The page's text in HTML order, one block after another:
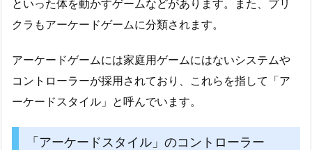
といった体を動かすゲームなどがあります。また、プリ
クラもアーケードゲームに分類されます。
アーケードゲームには家庭用ゲームにはないシステムや
コントローラーが採用されており、これらを指して「ア
ーケードスタイル」と呼んでいます。
「アーケードスタイル」のコントローラー